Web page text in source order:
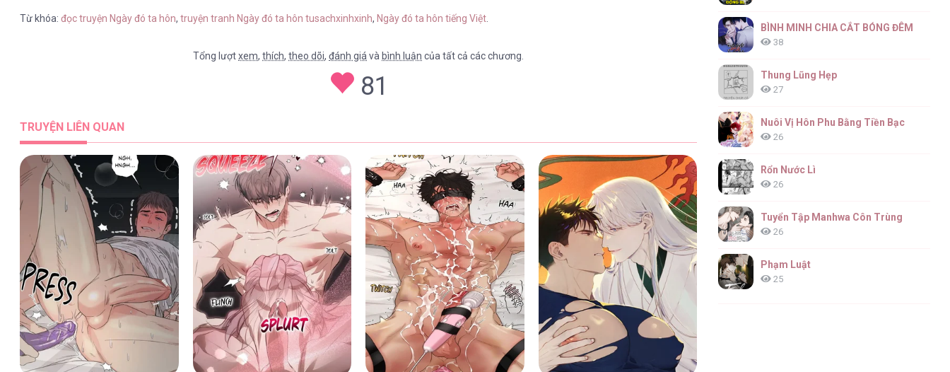
Từ khóa:đọc truyện Ngày đó ta hôn,truyện tranh Ngày đó ta hôn tusachxinhxinh, Ngày đó ta hôn tiếng Việt
Tổng lượtxem,thích,theo dõi,đánh giá và bình luận của tất cả các chương.
81
TRUYỆN LIÊN QUAN
BÌNH MINH CHIA CẮT BÓNG ĐÊM
38
Thung Lũng Hẹp
27
Nuôi Vị Hôn Phu Bằng Tiền Bạc
26
Rổn Nước Lì
26
Tuyển Tập Manhwa Côn Trùng
26
Phạm Luật
25